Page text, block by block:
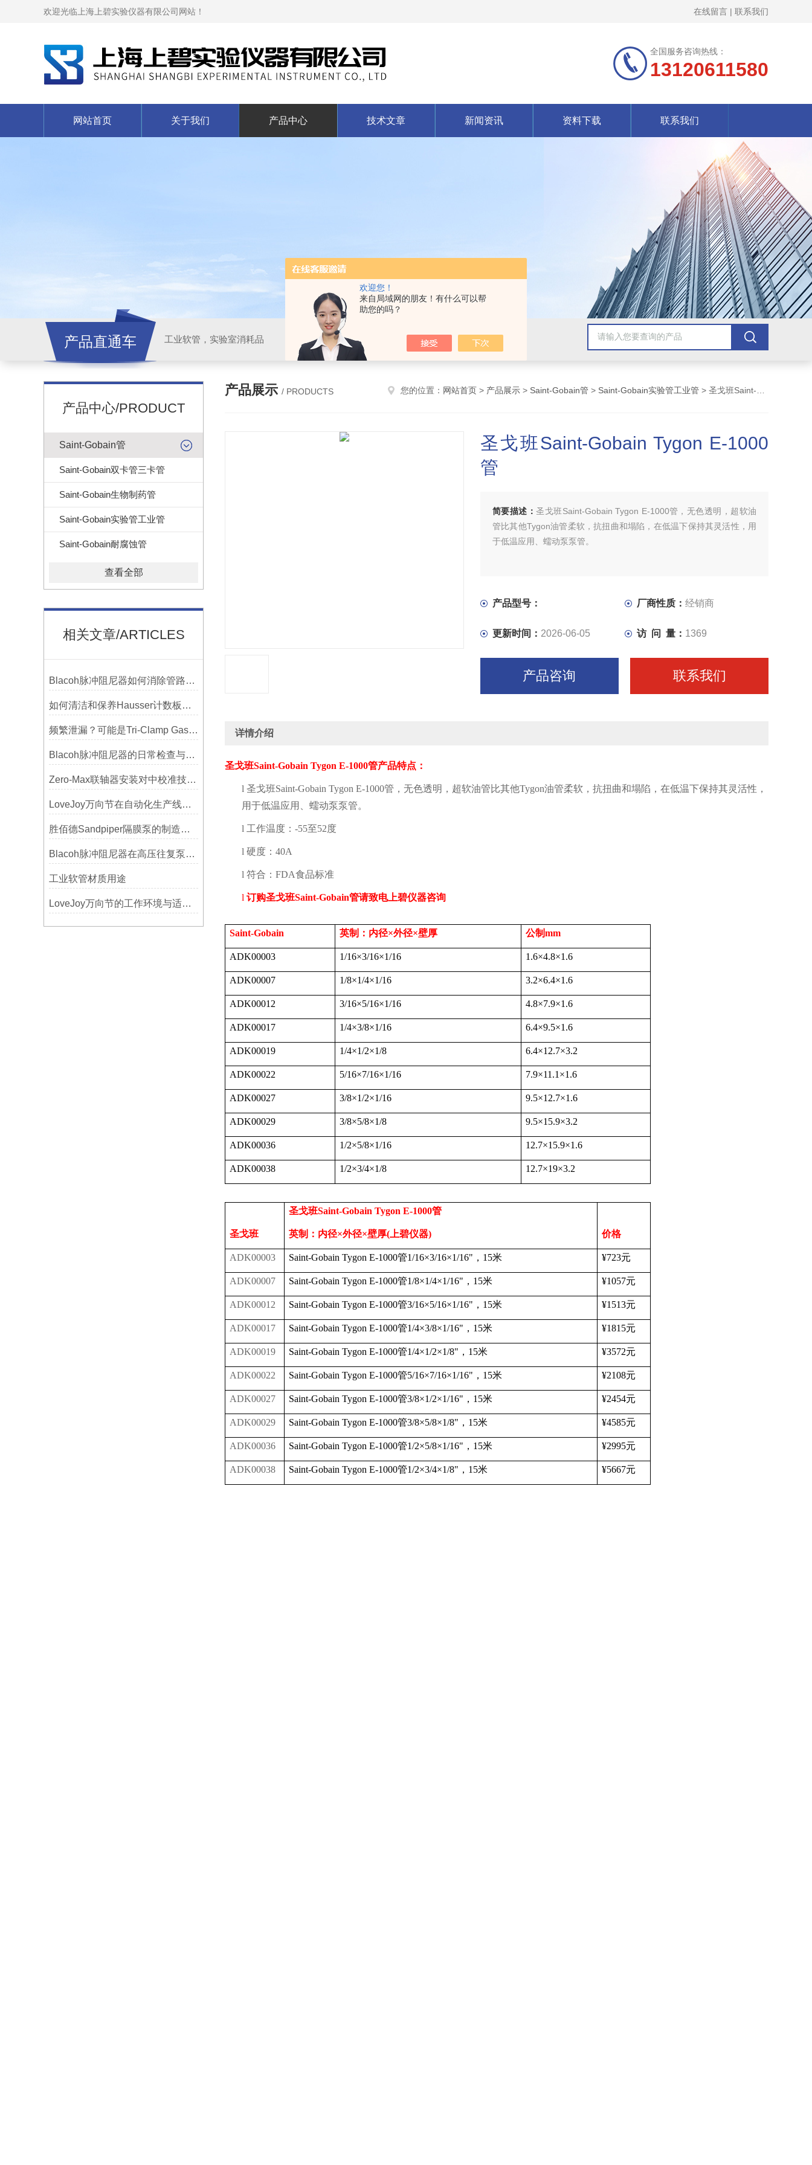
欢迎您！
来自局域网的朋友！有什么可以帮
助您的吗？
欢迎光临上海上碧实验仪器有限公司网站！ 在线留言 | 联系我们
全国服务咨询热线：
13120611580
网站首页 关于我们 产品中心 技术文章 新闻资讯 资料下载 联系我们
产品直通车 工业软管，实验室消耗品
产品中心/PRODUCT
Saint-Gobain管
Saint-Gobain双卡管三卡管
Saint-Gobain生物制药管
Saint-Gobain实验管工业管
Saint-Gobain耐腐蚀管
查看全部
相关文章/ARTICLES
Blacoh脉冲阻尼器如何消除管路振动与噪音？
如何清洁和保养Hausser计数板，避免划伤网格线？
频繁泄漏？可能是Tri-Clamp Gasket垫圈安装的这5个误区导致的
Blacoh脉冲阻尼器的日常检查与预防性维护清单
Zero-Max联轴器安装对中校准技巧与常见误差分析
LoveJoy万向节在自动化生产线中的核心作用
胜佰德Sandpiper隔膜泵的制造工艺和技术难点
Blacoh脉冲阻尼器在高压往复泵系统中的应用
工业软管材质用途
LoveJoy万向节的工作环境与适用范围
产品展示 / PRODUCTS 您的位置： 网站首页 > 产品展示 > Saint-Gobain管 > Saint-Gobain实验管工业管 > 圣戈班Saint-Gobain Tygon E-1000管
圣戈班Saint-Gobain Tygon E-1000
管
简要描述：圣戈班Saint-Gobain Tygon E-1000管，无色透明，超软油
管比其他Tygon油管柔软，抗扭曲和塌陷，在低温下保持其灵活性，用
于低温应用、蠕动泵泵管。
产品型号： 厂商性质： 经销商
更新时间： 2026-06-05 访 问 量： 1369
产品咨询 联系我们
详情介绍
圣戈班Saint-Gobain Tygon E-1000管产品特点：
l 圣戈班Saint-Gobain Tygon E-1000管，无色透明，超软油管比其他Tygon油管柔软，抗扭曲和塌陷，在低温下保持其灵活性，
用于低温应用、蠕动泵泵管。
l 工作温度： -55至52度
l 硬度： 40A
l 符合： FDA食品标准
l 订购圣戈班Saint-Gobain管请致电上碧仪器咨询
Saint-Gobain 英制：内径×外径×壁厚 公制mm
ADK00003 1/16×3/16×1/16 1.6×4.8×1.6
ADK00007 1/8×1/4×1/16 3.2×6.4×1.6
ADK00012 3/16×5/16×1/16 4.8×7.9×1.6
ADK00017 1/4×3/8×1/16 6.4×9.5×1.6
ADK00019 1/4×1/2×1/8 6.4×12.7×3.2
ADK00022 5/16×7/16×1/16 7.9×11.1 ×1.6
ADK00027 3/8×1/2×1/16 9.5×12.7×1.6
ADK00029 3/8×5/8×1/8 9.5×15.9×3.2
ADK00036 1/2×5/8×1/16 12.7×15.9×1.6
ADK00038 1/2×3/4×1/8 12.7×19×3.2
圣戈班
圣戈班Saint-Gobain Tygon E-1000管
英制：内径×外径×壁厚( 上碧仪器) 价格
ADK00003 Saint-Gobain Tygon E-1000管1/16×3/16×1/16" ， 15米 ¥723元
ADK00007 Saint-Gobain Tygon E-1000管1/8×1/4×1/16" ， 15米 ¥1057元
ADK00012 Saint-Gobain Tygon E-1000管3/16×5/16×1/16" ， 15米 ¥1513元
ADK00017 Saint-Gobain Tygon E-1000管1/4×3/8×1/16" ， 15米 ¥1815元
ADK00019 Saint-Gobain Tygon E-1000管1/4×1/2×1/8" ， 15米 ¥3572元
ADK00022 Saint-Gobain Tygon E-1000管5/16×7/16×1/16" ， 15米 ¥2108元
ADK00027 Saint-Gobain Tygon E-1000管3/8×1/2×1/16" ， 15米 ¥2454元
ADK00029 Saint-Gobain Tygon E-1000管3/8×5/8×1/8" ， 15米 ¥4585元
ADK00036 Saint-Gobain Tygon E-1000管1/2×5/8×1/16" ， 15米 ¥2995元
ADK00038 Saint-Gobain Tygon E-1000管1/2×3/4×1/8" ， 15米 ¥5667元